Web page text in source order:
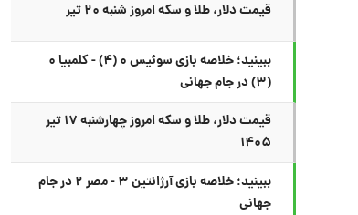
قیمت دلار، طلا و سکه امروز شنبه ۲۰ تیر
ببینید؛ خلاصه بازی سوئیس ۰ (۴) - کلمبیا ۰
(۳) در جام جهانی
قیمت دلار، طلا و سکه امروز چهارشنبه ۱۷ تیر
۱۴۰۵
ببینید؛ خلاصه بازی آرژانتین ۳ - مصر ۲ در جام
جهانی